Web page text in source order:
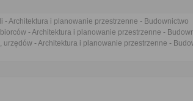
- Architektura i planowanie przestrzenne - Budownictwo
- Architektura i planowanie przestrzenne -
urzędów - Architektura i planowanie przestrzenne -